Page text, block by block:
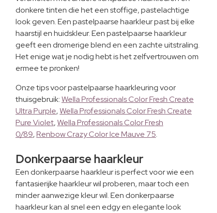
donkere tinten die het een stoffige, pastelachtige
look geven. Een pastelpaarse haarkleur past bij elke
haarstijl en huidskleur. Een pastelpaarse haarkleur
geeft een dromerige blend en een zachte uitstraling.
Het enige wat je nodig hebt is het zelfvertrouwen om
ermee te pronken!
Onze tips voor pastelpaarse haarkleuring voor
thuisgebruik:Wella Professionals Color Fresh Create
Ultra Purple,Wella Professionals Color Fresh Create
Pure Violet,Wella Professionals Color Fresh
0/89,Renbow Crazy Color Ice Mauve 75.
Donkerpaarse haarkleur
Een donkerpaarse haarkleur is perfect voor wie een
fantasierijke haarkleur wil proberen, maar toch een
minder aanwezige kleur wil. Een donkerpaarse
haarkleur kan al snel een edgy en elegante look